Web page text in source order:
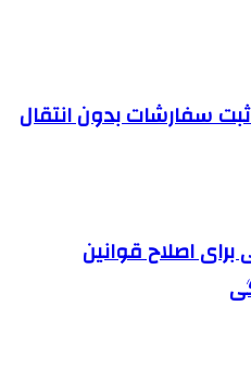
ثبت سفارشات بدون انتقال
اصلاح قوانین